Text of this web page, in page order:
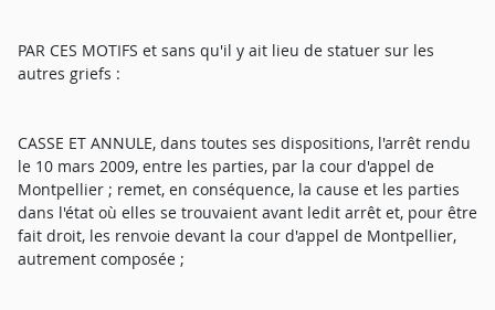
PAR CES MOTIFS et sans qu'il y ait lieu de statuer sur les
autres griefs :
CASSE ET ANNULE, dans toutes ses dispositions, l'arrêt rendu
le 10 mars 2009, entre les parties, par la cour d'appel de
Montpellier ; remet, en conséquence, la cause et les parties
dans l'état où elles se trouvaient avant ledit arrêt et, pour être
fait droit, les renvoie devant la cour d'appel de Montpellier,
autrement composée ;